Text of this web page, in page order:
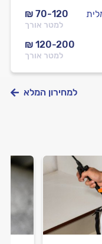
₪ 70-120
למטר אורך
₪ 120-200
למטר אורך
למחירון המלא